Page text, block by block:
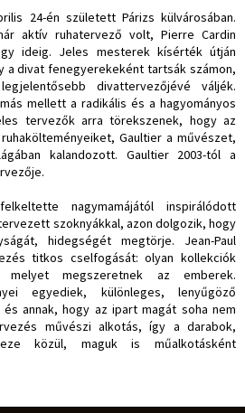
24-én született Párizs külvárosában.
aktív ruhatervező volt, Pierre Cardin
ideig. Jeles mesterek kísérték útján
a divat fenegyerekeként tartsák számon,
divattervezőjévé váljék.
mellett a radikális és a hagyományos
tervezők arra törekszenek, hogy az
Gaultier a művészet,
kalandozott. Gaultier 2003-tól a
nagymamájától inspirálódott
szoknyákkal, azon dolgozik, hogy
hidegségét megtörje. Jean-Paul
titkos cselfogását: olyan kollekciók
melyet megszeretnek az emberek.
egyediek, különleges, lenyűgöző
annak, hogy az ipart magát soha nem
művészi alkotás, így a darabok,
közül, maguk is műalkotásként